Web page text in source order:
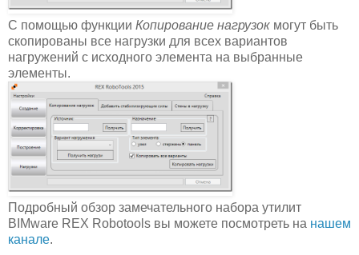
С помощью функции Копирование нагрузок могут быть
скопированы все нагрузки для всех вариантов
нагружений с исходного элемента на выбранные
элементы.
Подробный обзор замечательного набора утилит
BIMware REX Robotools вы можете посмотреть на нашем
канале.